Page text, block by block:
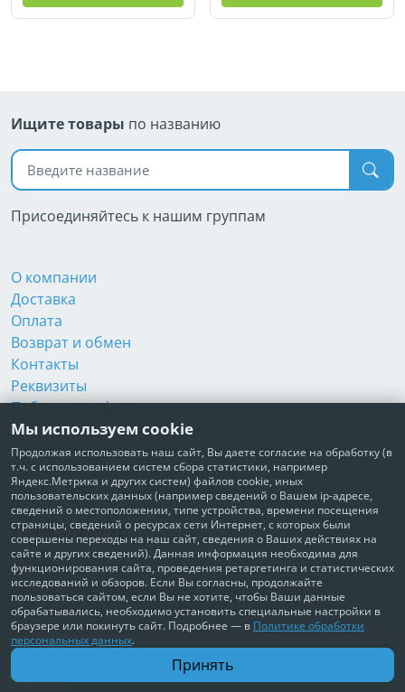
В корзину
Доставим по всей России
Ищите товары по названию
Поиск по названию
Присоединяйтесь к нашим группам
О компании
Доставка
Оплата
Возврат и обмен
Контакты
Реквизиты
Публичная оферта
Пользовательское соглашение
Политика обработки персональных данных
Согласие на обработку персональных данных
Согласие на рекламные рассылки
+7 495 210-10-57
© Забота о Вас.ру
Москва, Электродный проезд, д. 14 стр.1 офис 18
ИП Максимова Татьяна Александровна · ИНН 772006379720
Мы используем cookie
Продолжая использовать наш сайт, Вы даете согласие на обработку (в
т.ч. с использованием систем сбора статистики, например
Яндекс.Метрика и других систем) файлов cookie, иных
пользовательских данных (например сведений о Вашем ip-адресе,
сведений о местоположении, типе устройства, времени посещения
страницы, сведений о ресурсах сети Интернет, с которых были
совершены переходы на наш сайт, сведения о Ваших действиях на
сайте и других сведений). Данная информация необходима для
функционирования сайта, проведения ретаргетинга и статистических
исследований и обзоров. Если Вы согласны, продолжайте
пользоваться сайтом, если Вы не хотите, чтобы Ваши данные
обрабатывались, необходимо установить специальные настройки в
браузере или покинуть сайт. Подробнее — в Политике обработки
персональных данных.
Принять